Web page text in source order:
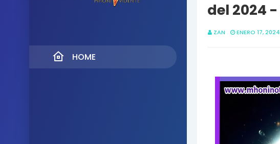
HOME
del 2024
ZAN ENERO 17, 2024